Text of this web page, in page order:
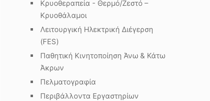
Κρυοθεραπεία - Θερμό/Ζεστό –
Κρυοθάλαμοι
Λειτουργική Ηλεκτρική Διέγερση
(FES)
Παθητική Κινητοποίηση Άνω & Κάτω
Άκρων
Πελματογραφία
Περιβάλλοντα Εργαστηρίων